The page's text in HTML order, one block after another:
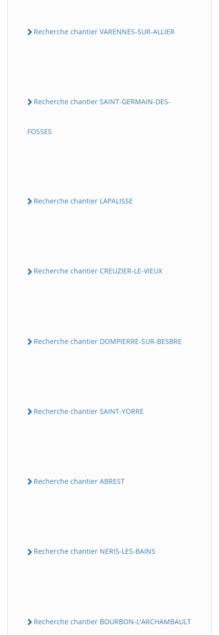
Recherche chantier VARENNES-SUR-ALLIER
Recherche chantier SAINT-GERMAIN-DES-
FOSSES
Recherche chantier LAPALISSE
Recherche chantier CREUZIER-LE-VIEUX
Recherche chantier DOMPIERRE-SUR-BESBRE
Recherche chantier SAINT-YORRE
Recherche chantier ABREST
Recherche chantier NERIS-LES-BAINS
Recherche chantier BOURBON-L'ARCHAMBAULT